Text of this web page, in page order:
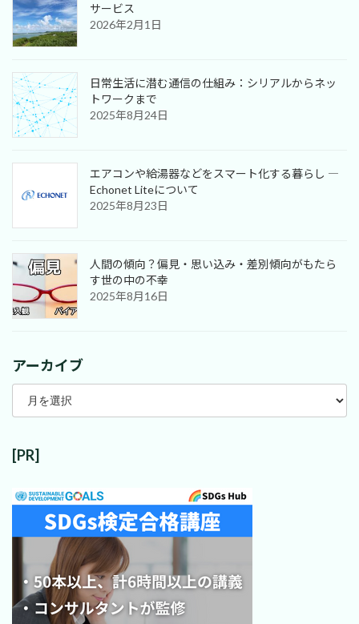
サービス
2026年2月1日
日常生活に潜む通信の仕組み：シリアルからネッ
トワークまで
2025年8月24日
エアコンや給湯器などをスマート化する暮らし ―
Echonet Liteについて
2025年8月23日
人間の傾向？偏見・思い込み・差別傾向がもたら
す世の中の不幸
2025年8月16日
アーカイブ
ア
カ
ブ
[PR]